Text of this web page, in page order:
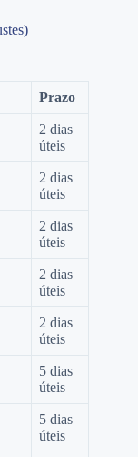
Prazo
2 dias
úteis
2 dias
úteis
2 dias
úteis
2 dias
úteis
2 dias
úteis
5 dias
úteis
5 dias
úteis